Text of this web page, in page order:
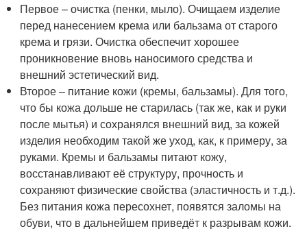
Первое – очистка (пенки, мыло). Очищаем изделие
перед нанесением крема или бальзама от старого
крема и грязи. Очистка обеспечит хорошее
проникновение вновь наносимого средства и
внешний эстетический вид.
Второе – питание кожи (кремы, бальзамы). Для того,
что бы кожа дольше не старилась (так же, как и руки
после мытья) и сохранялся внешний вид, за кожей
изделия необходим такой же уход, как, к примеру, за
руками. Кремы и бальзамы питают кожу,
восстанавливают её структуру, прочность и
сохраняют физические свойства (эластичность и т.д.).
Без питания кожа пересохнет, появятся заломы на
обуви, что в дальнейшем приведёт к разрывам кожи.